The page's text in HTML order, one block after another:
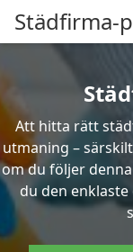
Städfirma-
Att hitta rätt
utmaning –
om du följer
du den